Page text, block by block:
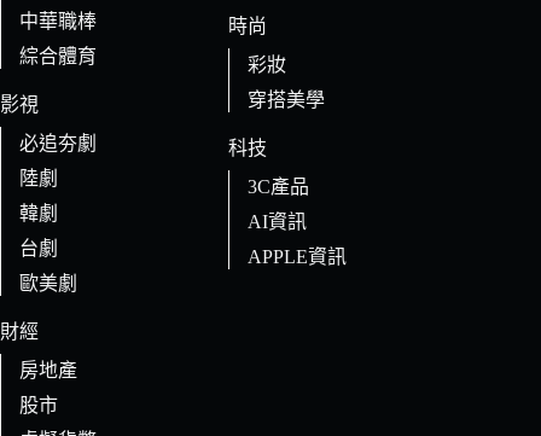
中華職棒
綜合體育
影視
必追夯劇
陸劇
韓劇
台劇
歐美劇
財經
房地產
股市
時尚
彩妝
穿搭美學
科技
3C產品
AI資訊
APPLE資訊